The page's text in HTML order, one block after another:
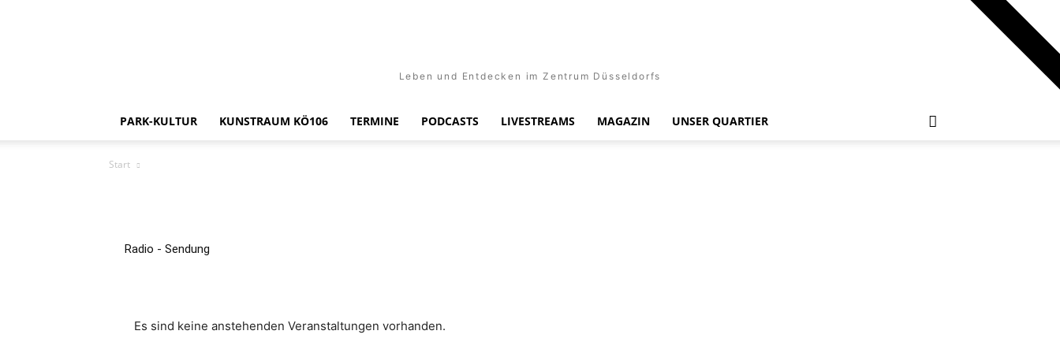
Leben und Entdecken im Zentrum Düsseldorfs
PARK-KULTUR KUNSTRAUM KÖ106 TERMINE PODCASTS LIVESTREAMS MAGAZIN UNSER QUARTIER
Start
Radio - Sendung
Es sind keine anstehenden Veranstaltungen vorhanden.